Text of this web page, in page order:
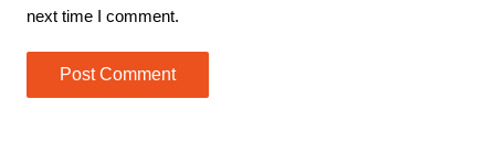
next time I comment.